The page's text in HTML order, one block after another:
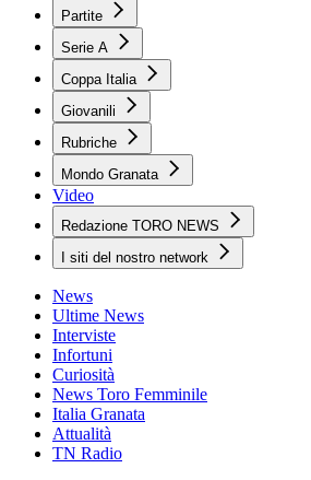
Partite
Serie A
Coppa Italia
Giovanili
Rubriche
Mondo Granata
Video
Redazione TORO NEWS
I siti del nostro network
News
Ultime News
Interviste
Infortuni
Curiosità
News Toro Femminile
Italia Granata
Attualità
TN Radio